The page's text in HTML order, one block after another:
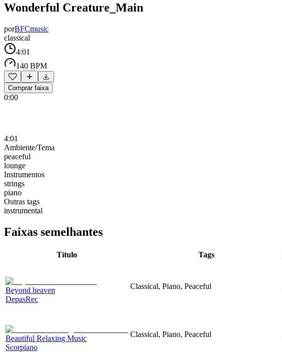
Wonderful Creature_Main
porBFCmusic
classical
4:01
140 BPM
Comprar faixa
0:00
4:01
Ambiente/Tema
peaceful
lounge
Instrumentos
strings
piano
Outras tags
instrumental
Faixas semelhantes
Título Tags
Beyond heaven
DepasRec
Classical, Piano, Peaceful
Beautiful Relaxing Music
Scorpiano
Classical, Piano, Peaceful